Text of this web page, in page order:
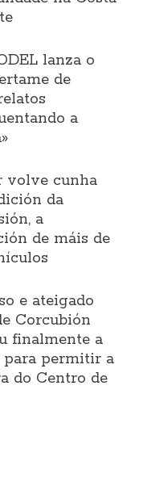
lanza o
de
a
volve cunha
da
a
de máis de
e ateigado
Corcubión
finalmente a
para permitir a
do Centro de